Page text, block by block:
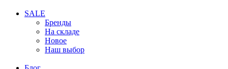
SALE
Бренды
На складе
Новое
Наш выбор